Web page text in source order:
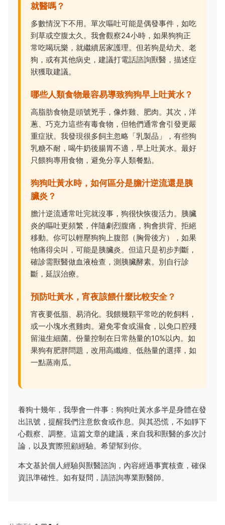
就醫嗎？
多數情況下不用。單次嘔吐可能是偶發事件，如吃
到草或空腹太久。我會觀察24小時，如果狗狗正
常吃喝玩樂，就繼續居家護理。但若狗是幼犬、老
狗，或有其他病史，建議打電話諮詢獸醫，描述症
狀獲取建議。
哪些人類食物最容易導致狗狗早上吐黃水？
高脂肪食物是頭號兇手，像炸雞、肥肉。其次，洋
蔥、巧克力這些有毒食物，但牠們通常會引發更嚴
重症狀。我發現很多飼主忽略「乳製品」，有些狗
乳糖不耐，喝牛奶後腸胃不適，早上吐黃水。最好
只餵狗專用食物，避免分享人類餐點。
狗狗吐黃水時，如何區分是膽汁逆流還是胰
臟炎？
膽汁逆流通常吐完就沒事，狗很快恢復活力。胰臟
炎的嘔吐更頻繁，伴隨劇烈腹痛，狗會拱背、拒絕
移動。你可以輕壓狗狗上腹部（胸骨後方），如果
牠痛得尖叫，可能是胰臟炎。但這只是初步判斷，
確診需獸醫做血液檢查，測胰臟酵素。別自行診
斷，延誤治療。
預防吐黃水，宵夜該餵什麼比較安全？
宵夜要低脂、易消化。我餵幾顆平常吃的乾飼料，
或一小塊水煮雞肉。避免零食或濕食，以免口腔殘
留滋生細菌。份量控制在日常熱量的10%以內。如
果狗有肥胖問題，改用高纖維、低熱量的選擇，如
一點蒸南瓜。
養狗十幾年，我學會一件事：狗狗吐黃水多半是身體在發
出訊號，提醒我們注意飲食或作息。與其恐慌，不如靜下
心觀察、調整。這篇文章的建議，來自我和獸醫的多次討
論，以及實際照顧經驗。希望幫到你。
本文基於個人經驗與獸醫諮詢，內容經過事實核查，確保
資訊準確性。如有疑問，請諮詢專業獸醫師。